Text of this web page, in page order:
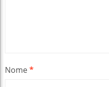
Nome*